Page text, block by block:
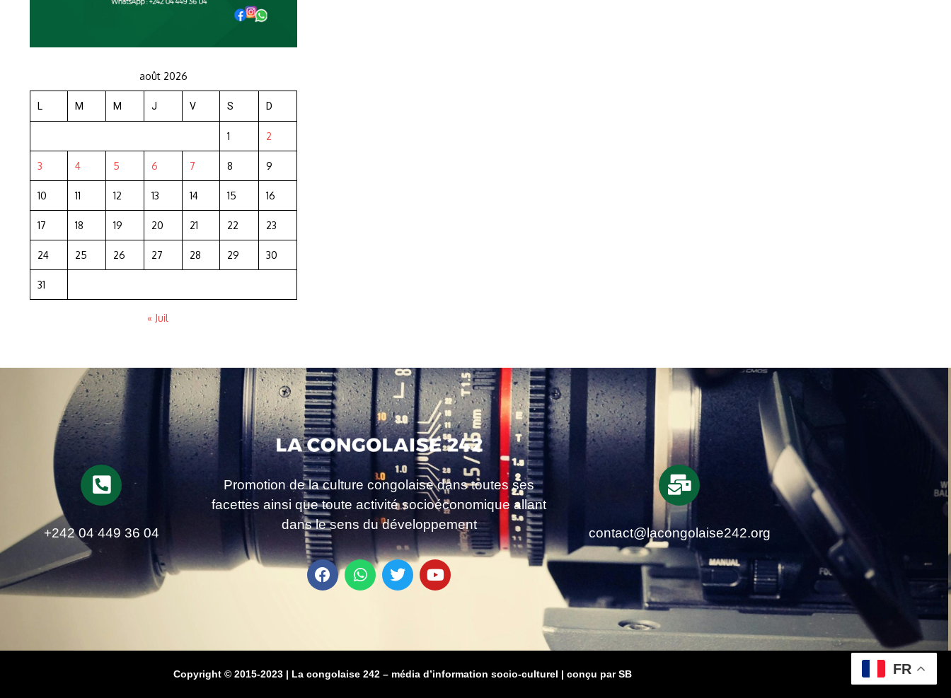
août 2026
L M M J V S D
1 2
3 4 5 6 7 8 9
10 11 12 13 14 15 16
17 18 19 20 21 22 23
24 25 26 27 28 29 30
31
« Juil
+242 04 449 36 04
Promotion de la culture congolaise dans toutes ses
facettes ainsi que toute activité socioéconomique allant
dans le sens du développement
contact@lacongolaise242.org
Copyright © 2015-2023 | La congolaise 242 – média d’information socio-culturel | conçu par SB FR